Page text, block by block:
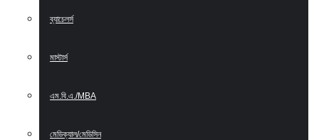
ব্যাচেলর্স
মাস্টার্স
এম.বি.এ./MBA
মেডিক্যাল/মেডিসিন